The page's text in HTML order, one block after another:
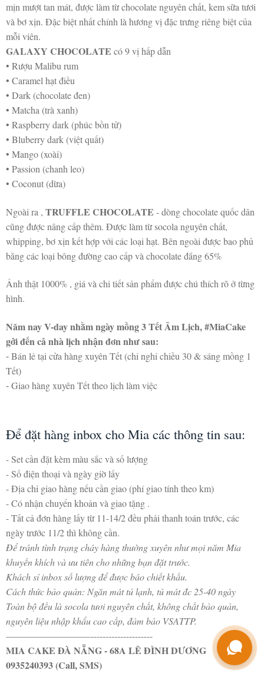
mịn mượt tan mát, được làm từ chocolate nguyên chất, kem sữa tươi
và bơ xịn. Đặc biệt nhất chính là hương vị đặc trưng riêng biệt của
mỗi viên.
GALAXY CHOCOLATE có 9 vị hấp dẫn
• Rượu Malibu rum
• Caramel hạt điều
• Dark (chocolate đen)
• Matcha (trà xanh)
• Raspberry dark (phúc bồn tử)
• Bluberry dark (việt quất)
• Mango (xoài)
• Passion (chanh leo)
• Coconut (dừa)
Ngoài ra , TRUFFLE CHOCOLATE - dòng chocolate quốc dân
cũng được nâng cấp thêm. Được làm từ socola nguyên chất,
whipping, bơ xịn kết hợp với các loại hạt. Bên ngoài được bao phủ
bằng các loại bông đường cao cấp và chocolate đắng 65%
Ảnh thật 1000% , giá và chi tiết sản phẩm được chú thích rõ ở từng
hình.
Năm nay V-day nhằm ngày mồng 3 Tết Âm Lịch, #MiaCake
gởi đến cả nhà lịch nhận đơn như sau:
⁃ Bán lẻ tại cửa hàng xuyên Tết (chỉ nghỉ chiều 30 & sáng mồng 1
Tết)
⁃ Giao hàng xuyên Tết theo lịch làm việc
Để đặt hàng inbox cho Mia các thông tin sau:
- Set cần đặt kèm màu sắc và số lượng
- Số điện thoại và ngày giờ lấy
- Địa chỉ giao hàng nếu cần giao (phí giao tính theo km)
- Có nhận chuyển khoản và giao tặng .
- Tất cả đơn hàng lấy từ 11-14/2 đều phải thanh toán trước, các
ngày trước 11/2 thì không cần.
Để tránh tình trạng cháy hàng thường xuyên như mọi năm Mia
khuyến khích và ưu tiên cho những bạn đặt trước.
Khách sỉ inbox số lượng để được báo chiết khấu.
Cách thức bảo quản: Ngăn mát tủ lạnh, tủ mát đc 25-40 ngày
Toàn bộ đều là socola tươi nguyên chất, không chất bảo quản,
nguyên liệu nhập khẩu cao cấp, đảm bảo VSATTP.
—————————---------------------
MIA CAKE ĐÀ NẴNG - 68A LÊ ĐÌNH DƯƠNG
0935240393 (Call, SMS)